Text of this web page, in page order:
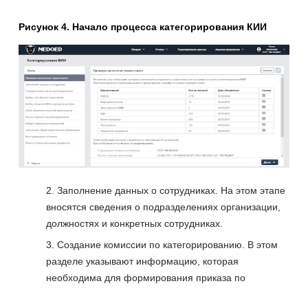
Рисунок 4. Начало процесса категорирования КИИ
Заполнение данных о сотрудниках. На этом этапе
вносятся сведения о подразделениях организации,
должностях и конкретных сотрудниках.
Создание комиссии по категорированию. В этом
разделе указывают информацию, которая
необходима для формирования приказа по